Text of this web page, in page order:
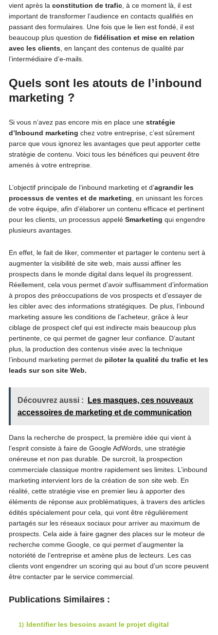
vient après la constitution de trafic, à ce moment là, il est
important de transformer l’audience en contacts qualifiés en
passant des formulaires. Une fois que le lien est fondé, il est
beaucoup plus question de fidélisation et mise en relation
avec les clients, en lançant des contenus de qualité par
l’intermédiaire d’e-mails.
Quels sont les atouts de l’inbound
marketing ?
Si vous n’avez pas encore mis en place une stratégie
d’Inbound marketing chez votre entreprise, c’est sûrement
parce que vous ignorez les avantages que peut apporter cette
stratégie de contenu. Voici tous les bénéfices qui peuvent être
amenés à votre entreprise.
L’objectif principale de l’inbound marketing et d’agrandir les
processus de ventes et de marketing , en unissant les forces
de votre équipe, afin d’élaborer un contenu efficace et pertinent
pour les clients, un processus appelé Smarketing qui engendre
plusieurs avantages.
En effet, le fait de liker, commenter et partager le contenu sert à
augmenter la visibilité de site web, mais aussi affiner les
prospects dans le monde digital dans lequel ils progressent.
Réellement, cela vous permet d’avoir suffisamment d’information
à propos des préoccupations de vos prospects et d’essayer de
les cibler avec des informations stratégiques. De plus, l’inbound
marketing assure les conditions de l’acheteur, grâce à leur
ciblage de prospect clef qui est indirecte mais beaucoup plus
pertinente, ce qui permet de gagner leur confiance. D’autant
plus, la production des contenus visée avec la technique
l’inbound marketing permet de piloter la qualité du trafic et les
leads sur son site Web.
Découvrez aussi :
Les masques, ces nouveaux
accessoires de marketing et de communication
Dans la recherche de prospect, la première idée qui vient à
l’esprit consiste à faire de Google AdWords, une stratégie
onéreuse et non pas durable. De surcroit, la prospection
commerciale classique montre rapidement ses limites. L’inbound
marketing intervient lors de la création de son site web. En
réalité, cette stratégie vise en premier lieu à apporter des
éléments de réponse aux problématiques, à travers des articles
édités spécialement pour cela, qui vont être régulièrement
partagés sur les réseaux sociaux pour arriver au maximum de
prospects. Cela aide à faire gagner des places sur le moteur de
recherche comme Google, ce qui permet d’augmenter la
notoriété de l’entreprise et amène plus de lecteurs. Les cas
clients vont engendrer un scoring qui au bout d’un score peuvent
être contacter par le service commercial.
Publications Similaires :
Identifier les besoins avant le projet digital